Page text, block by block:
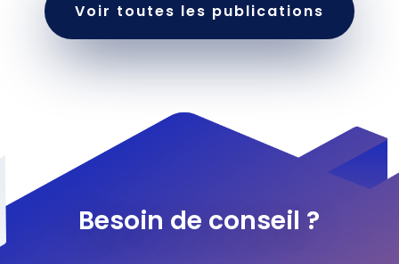
Voir toutes les publications
Besoin de conseil ?